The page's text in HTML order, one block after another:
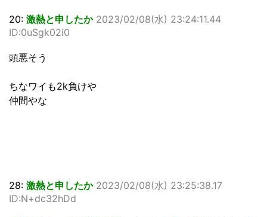
20: 激熱と申したか 2023/02/08(水) 23:24:11.44
ID:0uSgk02i0
頭悪そう
ちなワイも2k負けや
仲間やな
28: 激熱と申したか 2023/02/08(水) 23:25:38.17
ID:N+dc32hDd